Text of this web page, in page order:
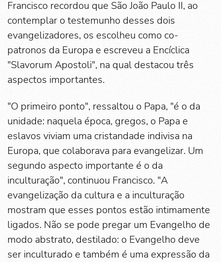
Francisco recordou que São João Paulo II, ao
contemplar o testemunho desses dois
evangelizadores, os escolheu como co-
patronos da Europa e escreveu a Encíclica
"Slavorum Apostoli", na qual destacou três
aspectos importantes.
"O primeiro ponto", ressaltou o Papa, "é o da
unidade: naquela época, gregos, o Papa e
eslavos viviam uma cristandade indivisa na
Europa, que colaborava para evangelizar. Um
segundo aspecto importante é o da
inculturação", continuou Francisco. "A
evangelização da cultura e a inculturação
mostram que esses pontos estão intimamente
ligados. Não se pode pregar um Evangelho de
modo abstrato, destilado: o Evangelho deve
ser inculturado e também é uma expressão da